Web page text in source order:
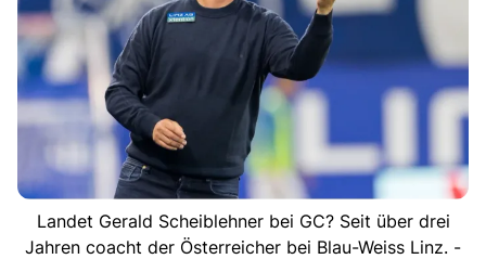
Landet Gerald Scheiblehner bei GC? Seit über drei
Jahren coacht der Österreicher bei Blau-Weiss Linz. -